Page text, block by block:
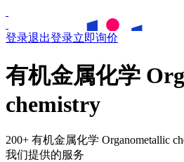
登录退出登录立即询价
有机金属化学
chemistry
200+ 有机金属化学 Organometallic
我们提供的服务